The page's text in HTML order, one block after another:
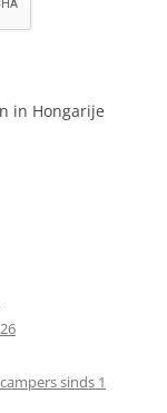
in Hongarije
sinds 1